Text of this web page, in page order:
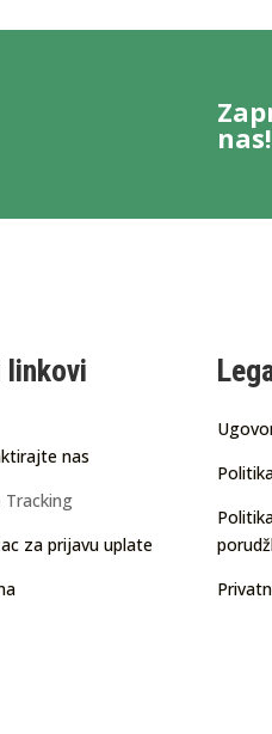
linkovi
nas
Tracking
za prijavu uplate